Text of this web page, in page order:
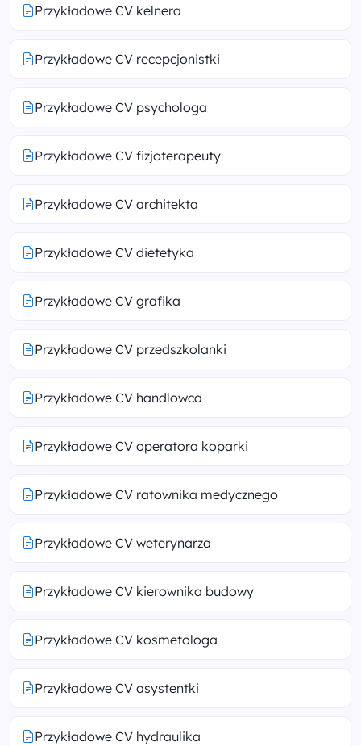
Przykładowe CV kelnera
Przykładowe CV recepcjonistki
Przykładowe CV psychologa
Przykładowe CV fizjoterapeuty
Przykładowe CV architekta
Przykładowe CV dietetyka
Przykładowe CV grafika
Przykładowe CV przedszkolanki
Przykładowe CV handlowca
Przykładowe CV operatora koparki
Przykładowe CV ratownika medycznego
Przykładowe CV weterynarza
Przykładowe CV kierownika budowy
Przykładowe CV kosmetologa
Przykładowe CV asystentki
Przykładowe CV hydraulika